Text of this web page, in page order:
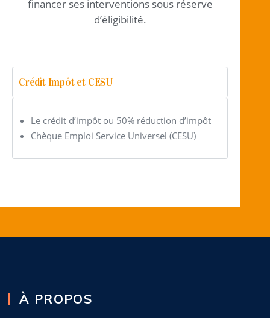
financer ses interventions sous réserve
d’éligibilité.
Crédit Impôt et CESU
Le crédit d’impôt ou 50% réduction d’impôt
Chèque Emploi Service Universel (CESU)
À PROPOS